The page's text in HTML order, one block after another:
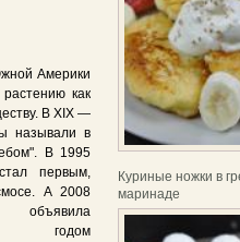
Америки
как
В XIX —
называли в
В 1995
первым,
А 2008
годом
Куриные ножки в
маринаде